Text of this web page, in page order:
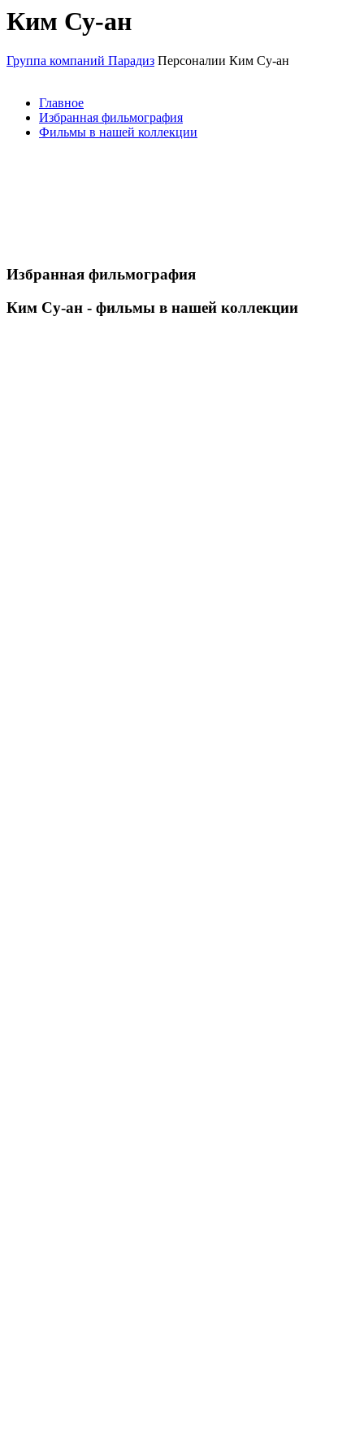
Ким Су-ан
Группа компаний Парадиз Персоналии Ким Су-ан
Главное
Избранная фильмография
Фильмы в нашей коллекции
Избранная фильмография
Ким Су-ан - фильмы в нашей коллекции